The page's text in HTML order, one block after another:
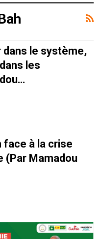
dans le système,
les
face à la crise
(Par Mamadou